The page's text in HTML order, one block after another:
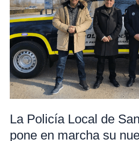
La Policía Local de
pone en marcha su
de
San
Fernando
pone
en
marcha
su
nueva
Unidad